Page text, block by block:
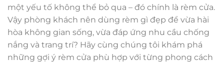
một yếu tố không thể bỏ qua – đó chính là rèm cửa.
Vậy phòng khách nên dùng rèm gì đẹp để vừa hài
hòa không gian sống, vừa đáp ứng nhu cầu chống
nắng và trang trí? Hãy cùng chúng tôi khám phá
những gợi ý rèm cửa phù hợp với từng phong cách